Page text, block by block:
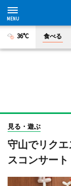
36°C 食べる
見る・遊ぶ
守山でリク
スコンサート